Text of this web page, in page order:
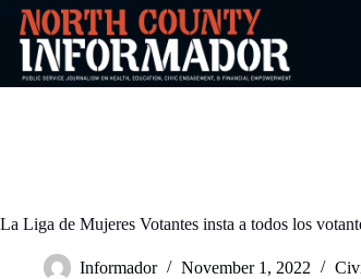
Skip
content
La Liga de Mujeres Votantes insta a todos los
Informador November 1, 2022